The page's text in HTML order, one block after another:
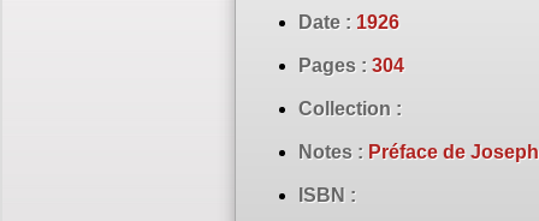
Date : 1926
Pages : 304
Collection :
Notes : Préface de
ISBN :